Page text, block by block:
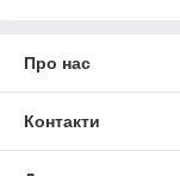
Про нас
Контакти